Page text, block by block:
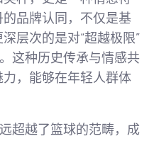
品牌认同，不仅是基
层次的是对“超越极限”
这种历史传承与情感共
，能够在年轻人群体
超越了篮球的范畴，成